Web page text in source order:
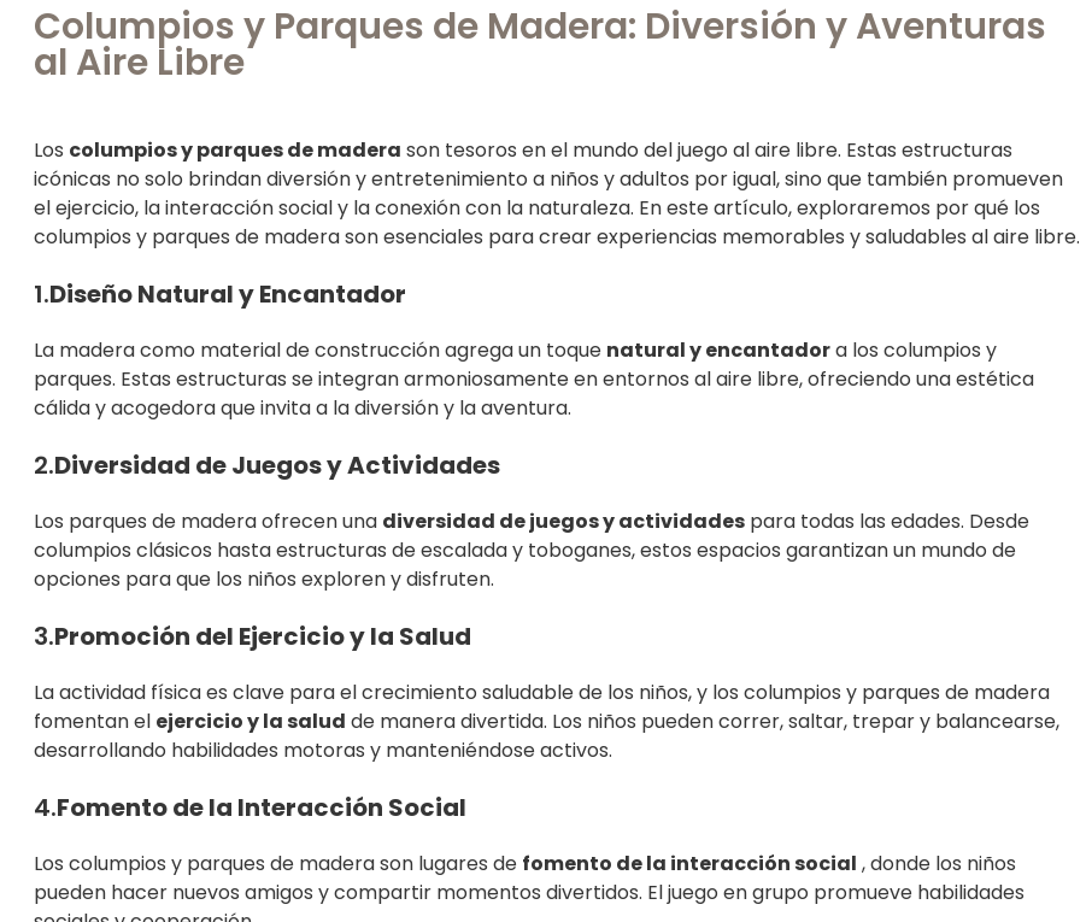
Columpios y Parques de Madera: Diversión y Aventuras
al Aire Libre
Los columpios y parques de madera son tesoros en el mundo del juego al aire libre. Estas estructuras
icónicas no solo brindan diversión y entretenimiento a niños y adultos por igual, sino que también promueven
el ejercicio, la interacción social y la conexión con la naturaleza. En este artículo, exploraremos por qué los
columpios y parques de madera son esenciales para crear experiencias memorables y saludables al aire libre.
1.Diseño Natural y Encantador
La madera como material de construcción agrega un toque natural y encantadora los columpios y
parques. Estas estructuras se integran armoniosamente en entornos al aire libre, ofreciendo una estética
cálida y acogedora que invita a la diversión y la aventura.
2.Diversidad de Juegos y Actividades
Los parques de madera ofrecen una diversidad de juegos y actividades para todas las edades. Desde
columpios clásicos hasta estructuras de escalada y toboganes, estos espacios garantizan un mundo de
opciones para que los niños exploren y disfruten.
3.Promoción del Ejercicio y la Salud
La actividad física es clave para el crecimiento saludable de los niños, y los columpios y parques de madera
fomentan el ejercicio y la salud de manera divertida. Los niños pueden correr, saltar, trepar y balancearse,
desarrollando habilidades motoras y manteniéndose activos.
4.Fomento de la Interacción Social
Los columpios y parques de madera son lugares de fomento de la interacción social , donde los niños
pueden hacer nuevos amigos y compartir momentos divertidos. El juego en grupo promueve habilidades